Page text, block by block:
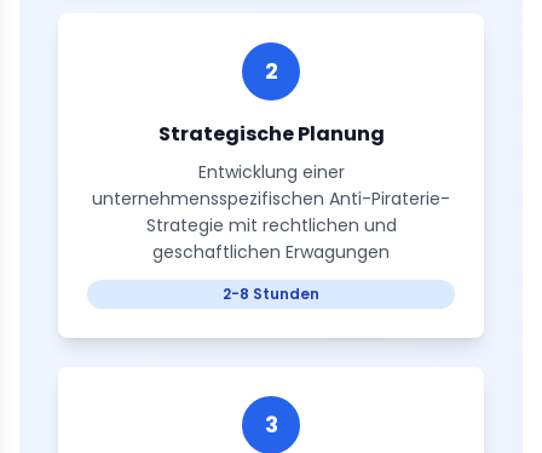
2
Strategische Planung
Entwicklung einer
unternehmensspezifischen Anti-Piraterie-
Strategie mit rechtlichen und
geschaftlichen Erwagungen
2-8 Stunden
3